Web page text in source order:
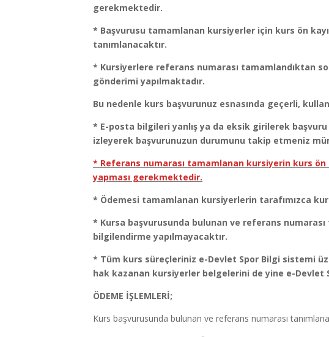
gerekmektedir.
* Başvurusu tamamlanan kursiyerler için kurs ön
tanımlanacaktır.
* Kursiyerlere referans numarası tamamlandıktan
gönderimi yapılmaktadır.
Bu nedenle kurs başvurunuz esnasında geçerli,
* E-posta bilgileri yanlış ya da eksik girilerek başvuru
izleyerek başvurunuzun durumunu takip etmeniz
* Referans numarası tamamlanan kursiyerin kurs
yapması gerekmektedir.
* Ödemesi tamamlanan kursiyerlerin tarafımızca
* Kursa başvurusunda bulunan ve referans
bilgilendirme yapılmayacaktır.
* Tüm kurs süreçleriniz e-Devlet Spor Bilgi sistemi
hak kazanan kursiyerler belgelerini de yine e-
ÖDEME İŞLEMLERİ;
Kurs başvurusunda bulunan ve referans numarası